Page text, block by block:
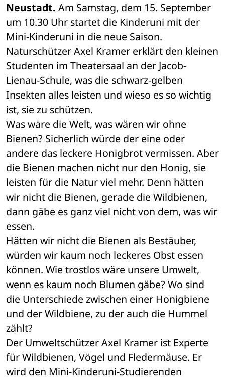
Neustadt. Am Samstag, dem 15. September
um 10.30 Uhr startet die Kinderuni mit der
Mini-Kinderuni in die neue Saison.
Naturschützer Axel Kramer erklärt den kleinen
Studenten im Theatersaal an der Jacob-
Lienau-Schule, was die schwarz-gelben
Insekten alles leisten und wieso es so wichtig
ist, sie zu schützen.
Was wäre die Welt, was wären wir ohne
Bienen? Sicherlich würde der eine oder
andere das leckere Honigbrot vermissen. Aber
die Bienen machen nicht nur den Honig, sie
leisten für die Natur viel mehr. Denn hätten
wir nicht die Bienen, gerade die Wildbienen,
dann gäbe es ganz viel nicht von dem, was wir
essen.
Hätten wir nicht die Bienen als Bestäuber,
würden wir kaum noch leckeres Obst essen
können. Wie trostlos wäre unsere Umwelt,
wenn es kaum noch Blumen gäbe? Wo sind
die Unterschiede zwischen einer Honigbiene
und der Wildbiene, zu der auch die Hummel
zählt?
Der Umweltschützer Axel Kramer ist Experte
für Wildbienen, Vögel und Fledermäuse. Er
wird den Mini-Kinderuni-Studierenden